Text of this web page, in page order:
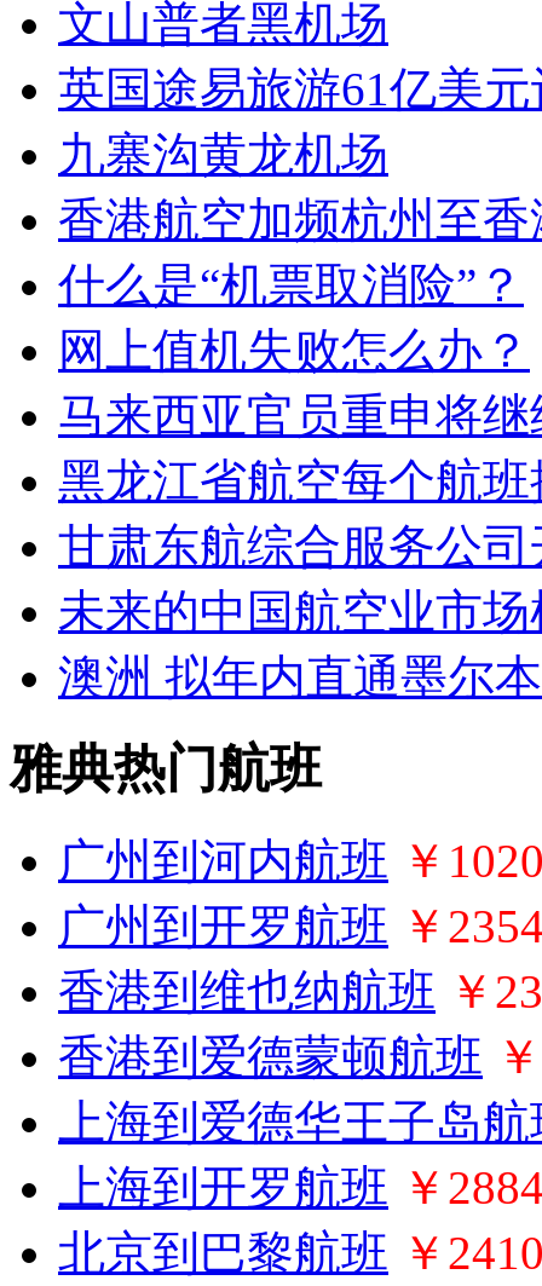
文山普者黑机场
英国途易旅游61亿美
九寨沟黄龙机场
香港航空加频杭州至
什么是“机票取消险”？
网上值机失败怎么办？
马来西亚官员重申将
黑龙江省航空每个航
甘肃东航综合服务公
未来的中国航空业市
澳洲 拟年内直通墨尔本
雅典热门航班
广州到河内航班 ￥
广州到开罗航班 ￥
香港到维也纳航班 ￥
香港到爱德蒙顿航班
上海到爱德华王子岛
上海到开罗航班 ￥
北京到巴黎航班 ￥